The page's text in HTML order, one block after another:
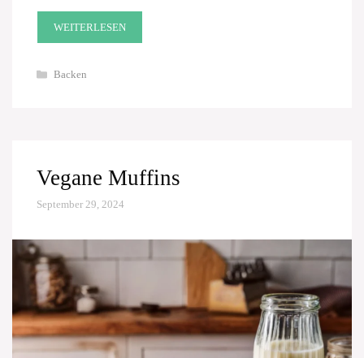
WEITERLESEN
Kategorien
Backen
Vegane Muffins
September 29, 2024